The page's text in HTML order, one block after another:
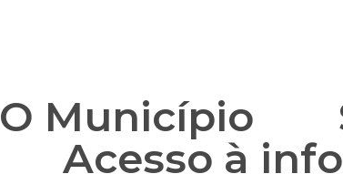
O Município
Acesso à